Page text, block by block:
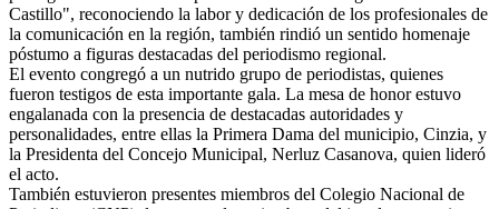
Castillo", reconociendo la labor y dedicación de los profesionales de
la comunicación en la región, también rindió un sentido homenaje
póstumo a figuras destacadas del periodismo regional.
El evento congregó a un nutrido grupo de periodistas, quienes
fueron testigos de esta importante gala. La mesa de honor estuvo
engalanada con la presencia de destacadas autoridades y
personalidades, entre ellas la Primera Dama del municipio, Cinzia, y
la Presidenta del Concejo Municipal, Nerluz Casanova, quien lideró
el acto.
También estuvieron presentes miembros del Colegio Nacional de